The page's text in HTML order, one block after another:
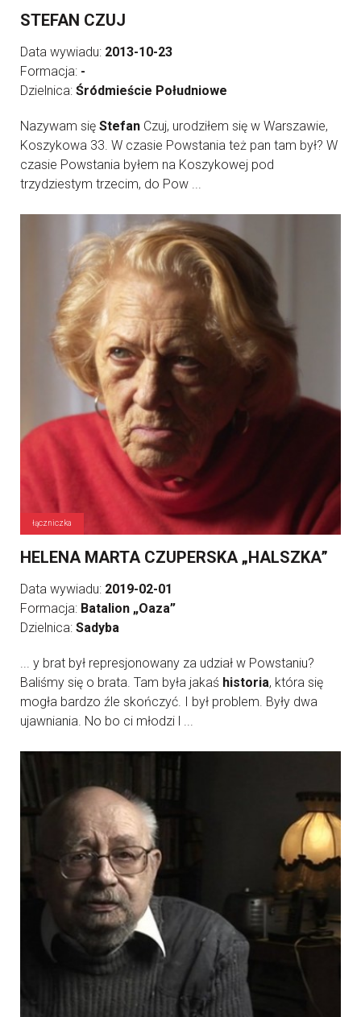
STEFAN CZUJ
Data wywiadu: 2013-10-23
Formacja: -
Dzielnica: Śródmieście Południowe
Nazywam się Stefan Czuj, urodziłem się w Warszawie,
Koszykowa 33. W czasie Powstania też pan tam był? W
czasie Powstania byłem na Koszykowej pod
trzydziestym trzecim, do Pow ...
łączniczka
HELENA MARTA CZUPERSKA „HALSZKA”
Data wywiadu: 2019-02-01
Formacja: Batalion „Oaza”
Dzielnica: Sadyba
... y brat był represjonowany za udział w Powstaniu?
Baliśmy się o brata. Tam była jakaś historia, która się
mogła bardzo źle skończyć. I był problem. Były dwa
ujawniania. No bo ci młodzi l ...